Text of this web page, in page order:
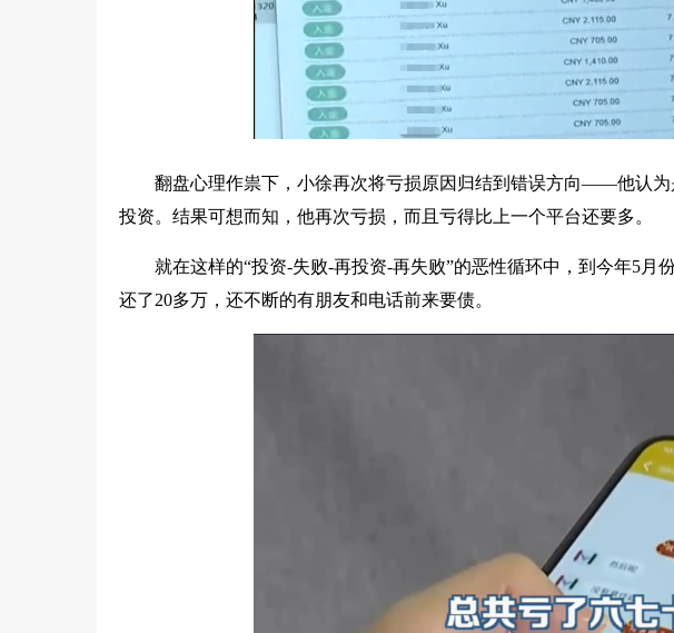
翻盘心理作祟下，小徐再次将亏损原因归结到错误方向——他认
投资。结果可想而知，他再次亏损，而且亏得比上一个平台还要多。
就在这样的“投资-失败-再投资-再失败”的恶性循环中，到今年5月
还了20多万，还不断的有朋友和电话前来要债。